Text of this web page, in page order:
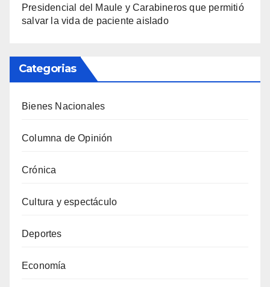
Presidencial del Maule y Carabineros que permitió
salvar la vida de paciente aislado
Categorias
Bienes Nacionales
Columna de Opinión
Crónica
Cultura y espectáculo
Deportes
Economía